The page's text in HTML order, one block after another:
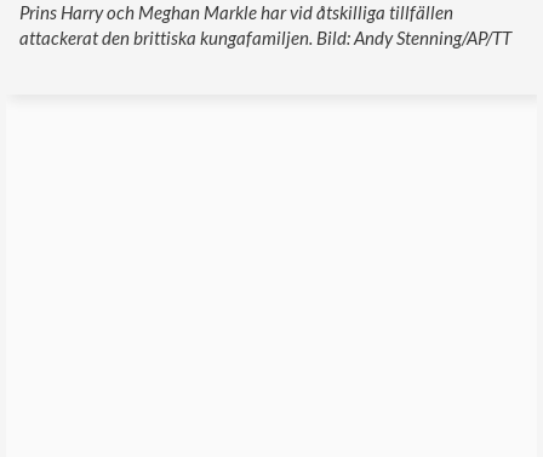
Prins Harry och Meghan Markle har vid åtskilliga tillfällen
attackerat den brittiska kungafamiljen. Bild: Andy Stenning/AP/TT